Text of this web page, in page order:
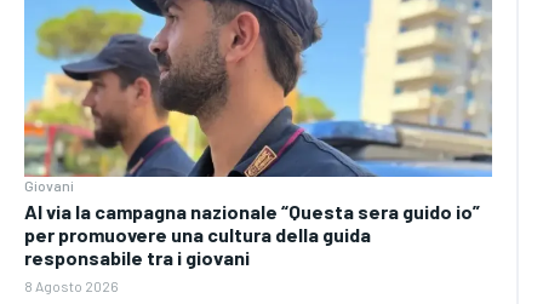
Giovani
Al via la campagna nazionale “Questa sera guido io”
per promuovere una cultura della guida
responsabile tra i giovani
8 Agosto 2026